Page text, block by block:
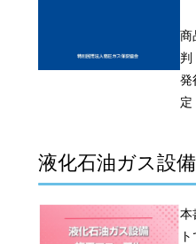
商
発
液化石油ガス設
本